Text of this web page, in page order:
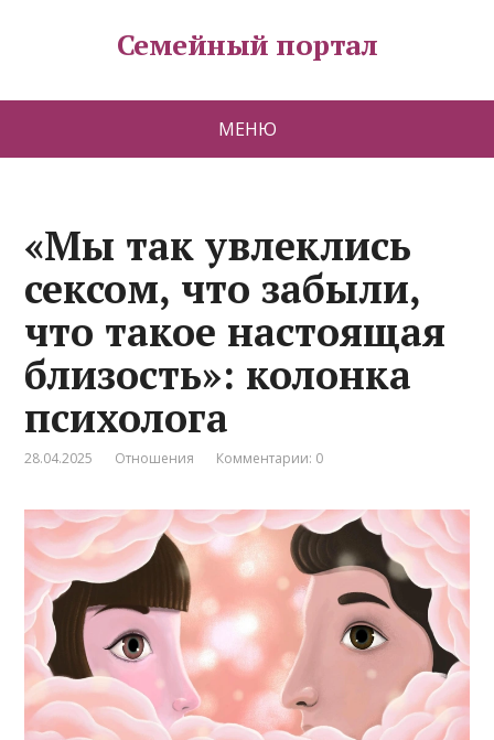
Семейный портал
МЕНЮ
«Мы так увлеклись
сексом, что забыли,
что такое настоящая
близость»: колонка
психолога
28.04.2025 Отношения Комментарии: 0